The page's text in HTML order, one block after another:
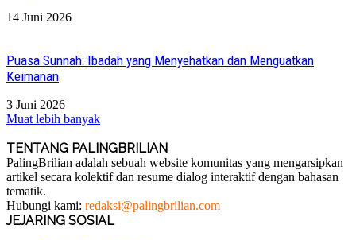
14 Juni 2026
Puasa Sunnah: Ibadah yang Menyehatkan dan Menguatkan
Keimanan
3 Juni 2026
Muat lebih banyak
TENTANG PALINGBRILIAN
PalingBrilian adalah sebuah website komunitas yang mengarsipkan
artikel secara kolektif dan resume dialog interaktif dengan bahasan
tematik.
Hubungi kami: redaksi@palingbrilian.com
JEJARING SOSIAL